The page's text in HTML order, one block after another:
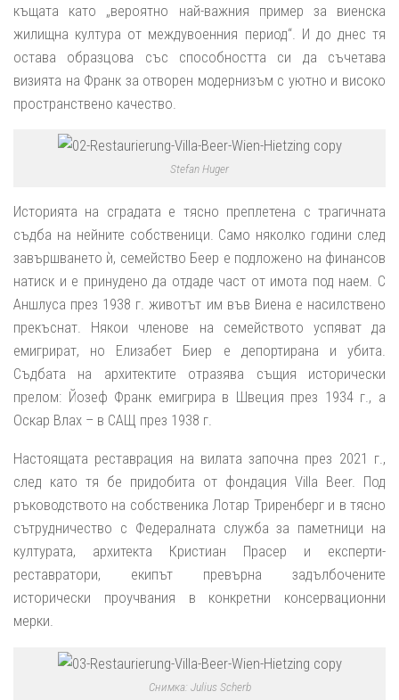
къщата като „вероятно най-важния пример за виенска
жилищна култура от междувоенния период“. И до днес тя
остава образцова със способността си да съчетава
визията на Франк за отворен модернизъм с уютно и високо
пространствено качество.
Stefan Huger
Историята на сградата е тясно преплетена с трагичната
съдба на нейните собственици. Само няколко години след
завършването ѝ, семейство Бeeр е подложено на финансов
натиск и е принудено да отдаде част от имота под наем. С
Аншлуса през 1938 г. животът им във Виена е насилствено
прекъснат. Някои членове на семейството успяват да
емигрират, но Елизабет Биер е депортирана и убита.
Съдбата на архитектите отразява същия исторически
прелом: Йозеф Франк емигрира в Швеция през 1934 г., а
Оскар Влах – в САЩ през 1938 г.
Настоящата реставрация на вилата започна през 2021 г.,
след като тя бе придобита от фондация Villa Beer. Под
ръководството на собственика Лотар Триренберг и в тясно
сътрудничество с Федералната служба за паметници на
културата, архитекта Кристиан Прасер и експерти-
реставратори, екипът превърна задълбочените
исторически проучвания в конкретни консервационни
мерки.
Снимка: Julius Scherb